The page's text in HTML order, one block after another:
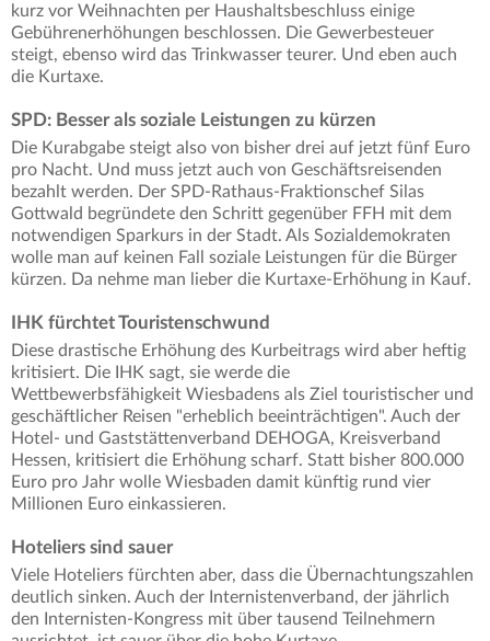
kurz vor Weihnachten per Haushaltsbeschluss einige
Gebührenerhöhungen beschlossen. Die Gewerbesteuer
steigt, ebenso wird das Trinkwasser teurer. Und eben auch
die Kurtaxe.
SPD: Besser als soziale Leistungen zu kürzen
Die Kurabgabe steigt also von bisher drei auf jetzt fünf Euro
pro Nacht. Und muss jetzt auch von Geschäftsreisenden
bezahlt werden. Der SPD-Rathaus-Fraktionschef Silas
Gottwald begründete den Schritt gegenüber FFH mit dem
notwendigen Sparkurs in der Stadt. Als Sozialdemokraten
wolle man auf keinen Fall soziale Leistungen für die Bürger
kürzen. Da nehme man lieber die Kurtaxe-Erhöhung in Kauf.
IHK fürchtet Touristenschwund
Diese drastische Erhöhung des Kurbeitrags wird aber heftig
kritisiert. Die IHK sagt, sie werde die
Wettbewerbsfähigkeit Wiesbadens als Ziel touristischer und
geschäftlicher Reisen "erheblich beeinträchtigen". Auch der
Hotel- und Gaststättenverband DEHOGA, Kreisverband
Hessen, kritisiert die Erhöhung scharf. Statt bisher 800.000
Euro pro Jahr wolle Wiesbaden damit künftig rund vier
Millionen Euro einkassieren.
Hoteliers sind sauer
Viele Hoteliers fürchten aber, dass die Übernachtungszahlen
deutlich sinken. Auch der Internistenverband, der jährlich
den Internisten-Kongress mit über tausend Teilnehmern